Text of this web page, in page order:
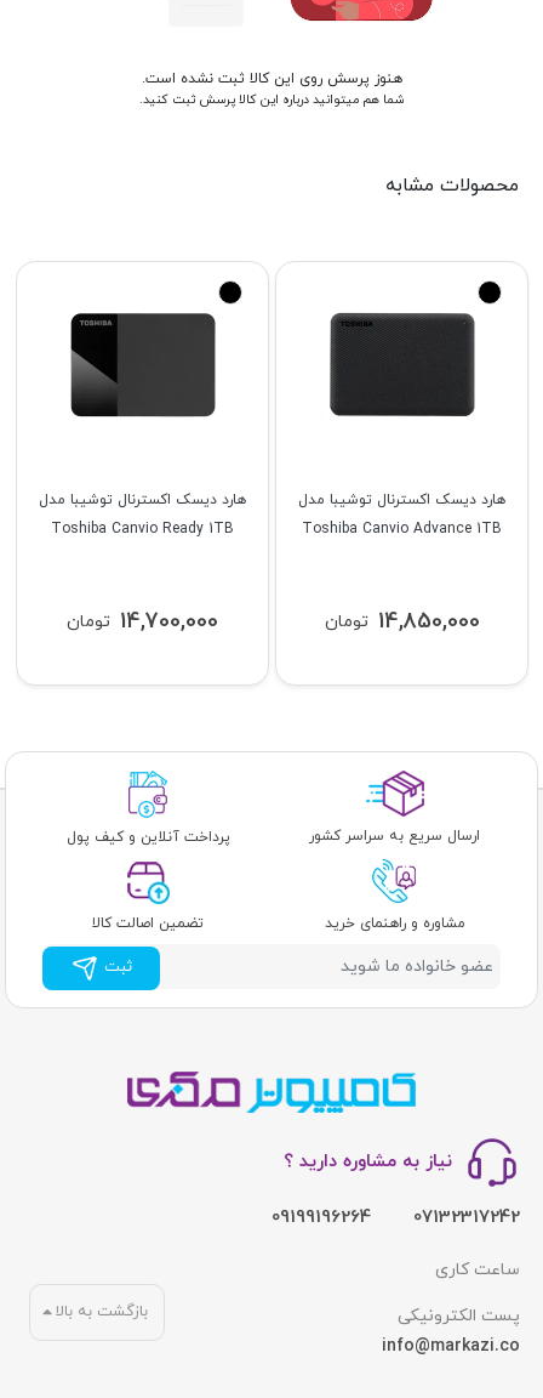
هنوز پرسش روی این کالا ثبت نشده است.
شما هم میتوانید درباره این کالا پرسش ثبت کنید.
محصولات مشابه
هارد دیسک اکسترنال توشیبا مدل
Toshiba Canvio Ready 1TB
تومان 14,700,000
هارد دیسک اکسترنال توشیبا مدل
Toshiba Canvio Advance 1TB
تومان 14,850,000
ارسال سریع به سراسر کشور پرداخت آنلاین و کیف پول
مشاوره و راهنمای خرید تضمین اصالت کالا
ثبت
نیاز به مشاوره دارید ؟
07132317242
09199196264
ساعت کاری
پست الکترونیکی
info@markazi.co
بازگشت به بالا